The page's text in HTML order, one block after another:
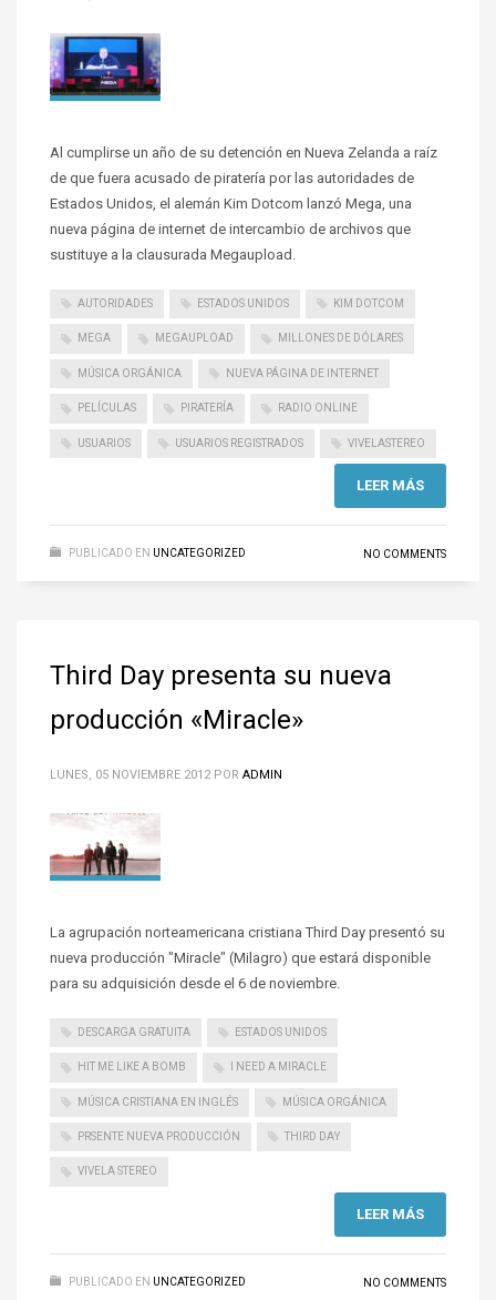
Al cumplirse un año de su detención en Nueva Zelanda a raíz
de que fuera acusado de piratería por las autoridades de
Estados Unidos, el alemán Kim Dotcom lanzó Mega, una
nueva página de internet de intercambio de archivos que
sustituye a la clausurada Megaupload.
AUTORIDADES ESTADOS UNIDOS KIM DOTCOM
MEGA MEGAUPLOAD MILLONES DE DÓLARES
MÚSICA ORGÁNICA NUEVA PÁGINA DE INTERNET
PELÍCULAS PIRATERÍA RADIO ONLINE
USUARIOS USUARIOS REGISTRADOS VIVELASTEREO
LEER MÁS
PUBLICADO EN UNCATEGORIZED NO COMMENTS
Third Day presenta su nueva
producción «Miracle»
LUNES, 05 NOVIEMBRE 2012 POR ADMIN
La agrupación norteamericana cristiana Third Day presentó su
nueva producción "Miracle" (Milagro) que estará disponible
para su adquisición desde el 6 de noviembre.
DESCARGA GRATUITA ESTADOS UNIDOS
HIT ME LIKE A BOMB I NEED A MIRACLE
MÚSICA CRISTIANA EN INGLÉS MÚSICA ORGÁNICA
PRSENTE NUEVA PRODUCCIÓN THIRD DAY
VIVELA STEREO
LEER MÁS
PUBLICADO EN UNCATEGORIZED NO COMMENTS